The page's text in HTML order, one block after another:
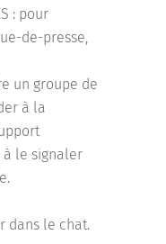
: pour
de-presse,
un groupe de
à la
à le signaler
dans le chat.